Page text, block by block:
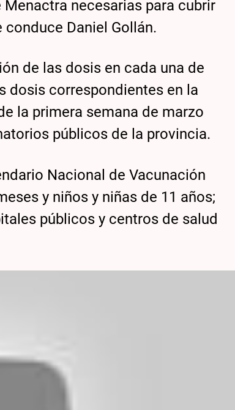
necesarias para cubrir
Daniel Gollán.
de las dosis en cada una de
dosis correspondientes en la
la primera semana de marzo
públicos de la provincia.
Nacional de Vacunación
y niños y niñas de 11 años;
públicos y centros de salud